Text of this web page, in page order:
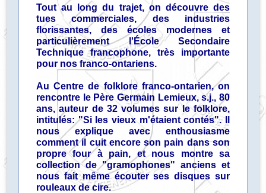
Tout au long du trajet, on découvre des
tues commerciales, des industries
florissantes, des écoles modernes et
particulièrement l'École Secondaire
Technique francophone, très importante
pour nos franco-ontariens.
Au Centre de folklore franco-ontarien, on
rencontre le Père Germain Lemieux, s.j., 80
ans, auteur de 32 volumes sur le folklore,
intitulés: "Si les vieux m'étaient contés". Il
nous explique avec enthousiasme
comment il cuit encore son pain dans son
propre four à pain, et nous montre sa
collection de "gramophones" anciens et
nous fait même écouter ses disques sur
rouleaux de cire.